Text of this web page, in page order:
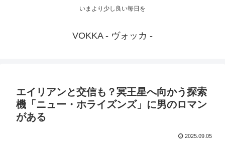
いまより少し良い毎日を
VOKKA - ヴォッカ -
エイリアンと交信も？冥王星へ向かう探索
機「ニュー・ホライズンズ」に男のロマン
がある
2025.09.05